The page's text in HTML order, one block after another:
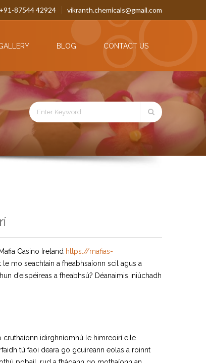
+91-87544 42924 vikranth.chemicals@gmail.com
BLOG CONTACT US
Casino Ireland https://mafias-
mo seachtain a fheabhsaíonn scil agus a
d’eispéireas a fheabhsú? Déanaimis iniúchadh
cruthaíonn idirghníomhú le himreoirí eile
tú faoi deara go gcuireann eolas a roinnt